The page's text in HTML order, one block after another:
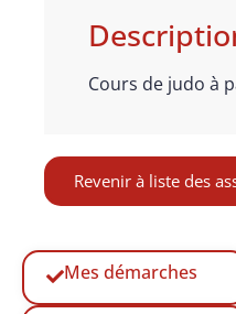
Cours de judo à
Revenir à liste des
Mes démarches